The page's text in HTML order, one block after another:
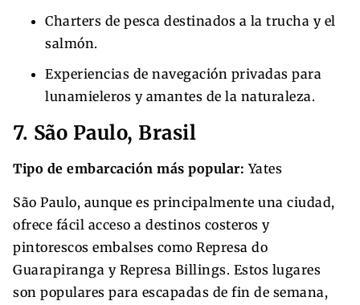
Charters de pesca destinados a la trucha y el
salmón.
Experiencias de navegación privadas para
lunamieleros y amantes de la naturaleza.
7. São Paulo, Brasil
Tipo de embarcación más popular: Yates
São Paulo, aunque es principalmente una ciudad,
ofrece fácil acceso a destinos costeros y
pintorescos embalses como Represa do
Guarapiranga y Represa Billings. Estos lugares
son populares para escapadas de fin de semana,